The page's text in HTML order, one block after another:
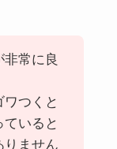
常に良
ワつくと
いると
りません